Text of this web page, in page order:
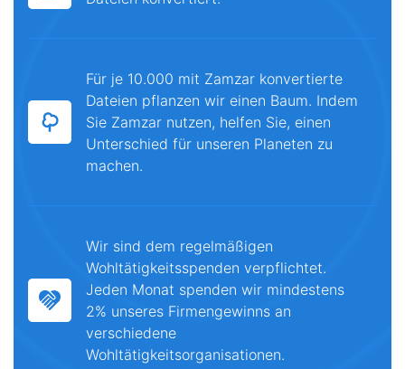
Für je 10.000 mit Zamzar konvertierte
Dateien pflanzen wir einen Baum. Indem
Sie Zamzar nutzen, helfen Sie, einen
Unterschied für unseren Planeten zu
machen.
Wir sind dem regelmäßigen
Wohltätigkeitsspenden verpflichtet.
Jeden Monat spenden wir mindestens
2% unseres Firmengewinns an
verschiedene
Wohltätigkeitsorganisationen.